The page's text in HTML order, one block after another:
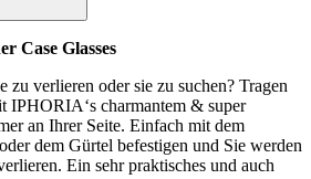
Case Glasses
zu verlieren oder sie zu suchen? Tragen
IPHORIA‘s charmantem & super
an Ihrer Seite. Einfach mit dem
dem Gürtel befestigen und Sie werden
Ein sehr praktisches und auch